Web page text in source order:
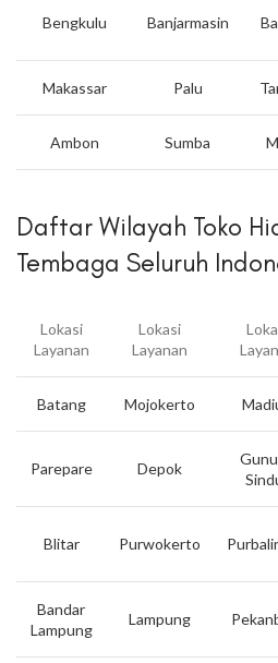
Bengkulu Banjarmasin
Makassar Palu
Ambon Sumba
Daftar Wilayah Toko
Tembaga Seluruh
Lokasi
Layanan
Lokasi
Layanan
Batang Mojokerto
Parepare Depok
Blitar Purwokerto
Bandar
Lampung
Lampung